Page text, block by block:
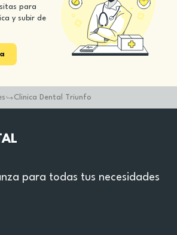
para
y subir de
Clinica Dental Triunfo
para todas tus necesidades